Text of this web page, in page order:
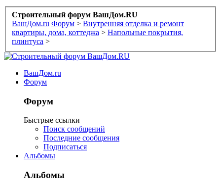
Строительный форум ВашДом.RU
ВашДом.ru Форум > Внутренняя отделка и ремонт
квартиры, дома, коттеджа > Напольные покрытия,
плинтуса >
ВашДом.ru
Форум
Форум
Быстрые ссылки
Поиск сообщений
Последние сообщения
Подписаться
Альбомы
Альбомы